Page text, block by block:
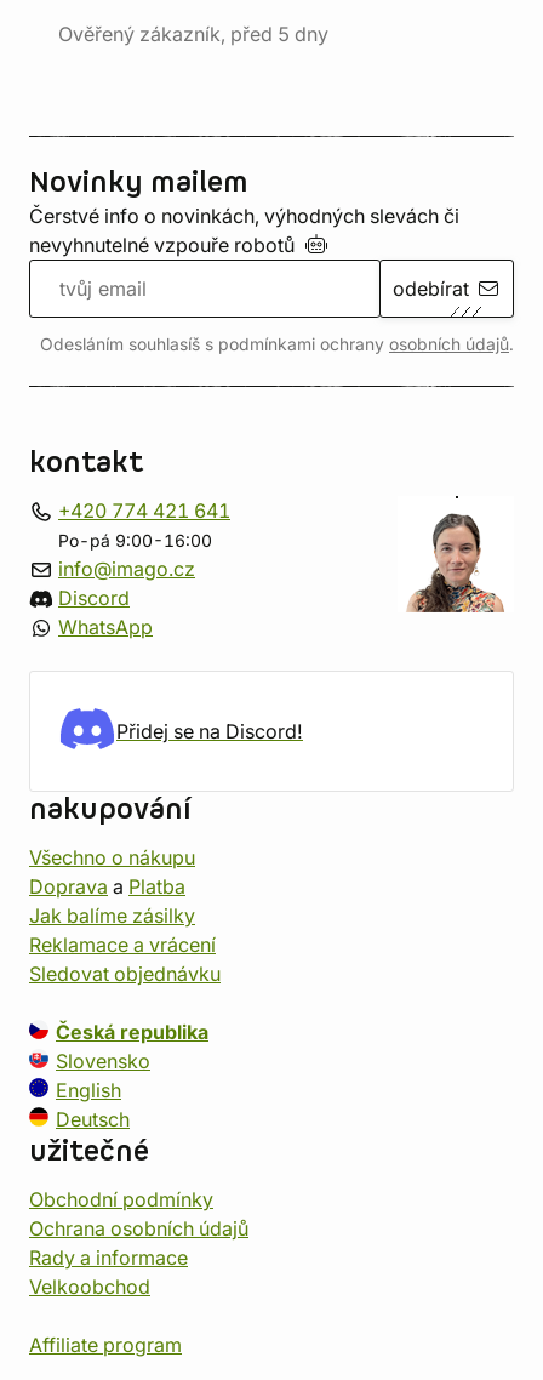
Ověřený zákazník, před 5 dny
Novinky mailem
Čerstvé info o novinkách, výhodných slevách či
nevyhnutelné vzpouře robotů
odebírat
Odesláním souhlasíš s podmínkami ochrany osobních údajů.
kontakt
+420 774 421 641
Po-pá 9:00-16:00
info@imago.cz
Discord
WhatsApp
Přidej se na Discord!
nakupování
Všechno o nákupu
Doprava a Platba
Jak balíme zásilky
Reklamace a vrácení
Sledovat objednávku
Česká republika
Slovensko
English
Deutsch
užitečné
Obchodní podmínky
Ochrana osobních údajů
Rady a informace
Velkoobchod
Affiliate program